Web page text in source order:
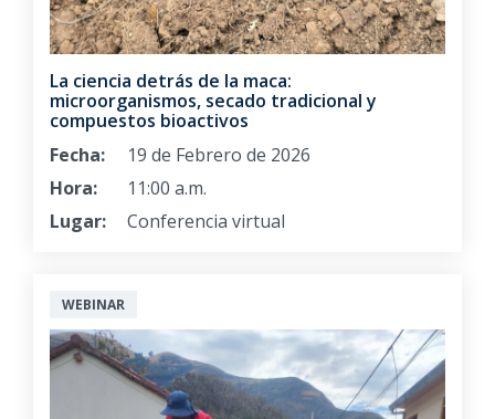
La ciencia detrás de la maca:
microorganismos, secado tradicional y
compuestos bioactivos
Fecha:
19 de Febrero de 2026
Hora:
11:00 a.m.
Lugar:
Conferencia virtual
WEBINAR